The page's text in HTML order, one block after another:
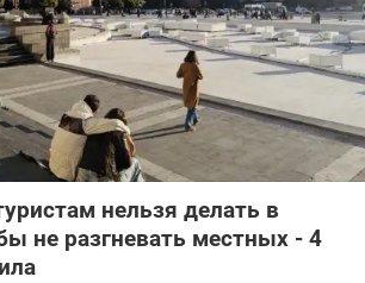
нельзя делать в
не разгневать местных - 4